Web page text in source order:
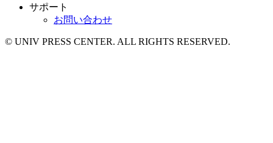
サポート
お問い合わせ
© UNIV PRESS CENTER. ALL RIGHTS RESERVED.